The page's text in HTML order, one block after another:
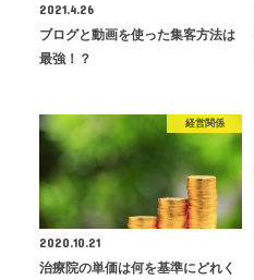
2021.4.26
ブログと動画を使った集客方法は
最強！？
経営関係
2020.10.21
治療院の単価は何を基準にどれく